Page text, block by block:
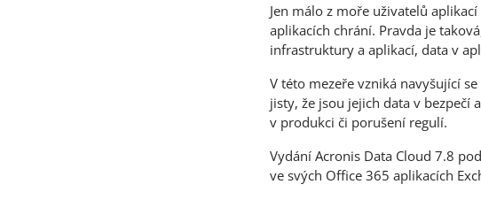
Jen málo z moře uživatelů
aplikacích chrání. Pravda je
infrastruktury a aplikací, data v
V této mezeře vzniká navyšující
jisty, že jsou jejich data v bezpečí
v produkci či porušení regulí.
Vydání Acronis Data Cloud 7.8
ve svých Office 365 aplikacích